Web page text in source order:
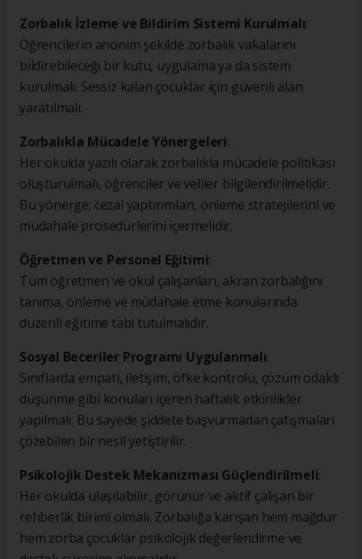
Zorbalık İzleme ve Bildirim Sistemi Kurulmalı:
Öğrencilerin anonim şekilde zorbalık vakalarını
bildirebileceği bir kutu, uygulama ya da sistem
kurulmalı. Sessiz kalan çocuklar için güvenli alan
yaratılmalı.
Zorbalıkla Mücadele Yönergeleri:
Her okulda yazılı olarak zorbalıkla mücadele politikası
oluşturulmalı, öğrenciler ve veliler bilgilendirilmelidir.
Bu yönerge; cezai yaptırımları, önleme stratejilerini ve
müdahale prosedürlerini içermelidir.
Öğretmen ve Personel Eğitimi:
Tüm öğretmen ve okul çalışanları, akran zorbalığını
tanıma, önleme ve müdahale etme konularında
düzenli eğitime tabi tutulmalıdır.
Sosyal Beceriler Programı Uygulanmalı:
Sınıflarda empati, iletişim, öfke kontrolü, çözüm odaklı
düşünme gibi konuları içeren haftalık etkinlikler
yapılmalı. Bu sayede şiddete başvurmadan çatışmaları
çözebilen bir nesil yetiştirilir.
Psikolojik Destek Mekanizması Güçlendirilmeli:
Her okulda ulaşılabilir, görünür ve aktif çalışan bir
rehberlik birimi olmalı. Zorbalığa karışan hem mağdur
hem zorba çocuklar psikolojik değerlendirme ve